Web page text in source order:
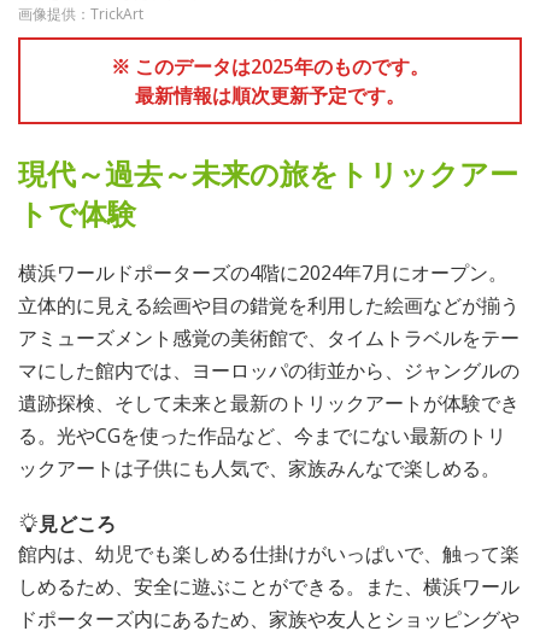
画像提供：TrickArt
※ このデータは2025年のものです。
最新情報は順次更新予定です。
現代～過去～未来の旅をトリックアー
トで体験
横浜ワールドポーターズの4階に2024年7月にオープン。
立体的に見える絵画や目の錯覚を利用した絵画などが揃う
アミューズメント感覚の美術館で、タイムトラベルをテー
マにした館内では、ヨーロッパの街並から、ジャングルの
遺跡探検、そして未来と最新のトリックアートが体験でき
る。光やCGを使った作品など、今までにない最新のトリ
ックアートは子供にも人気で、家族みんなで楽しめる。
見どころ
館内は、幼児でも楽しめる仕掛けがいっぱいで、触って楽
しめるため、安全に遊ぶことができる。また、横浜ワール
ドポーターズ内にあるため、家族や友人とショッピングや